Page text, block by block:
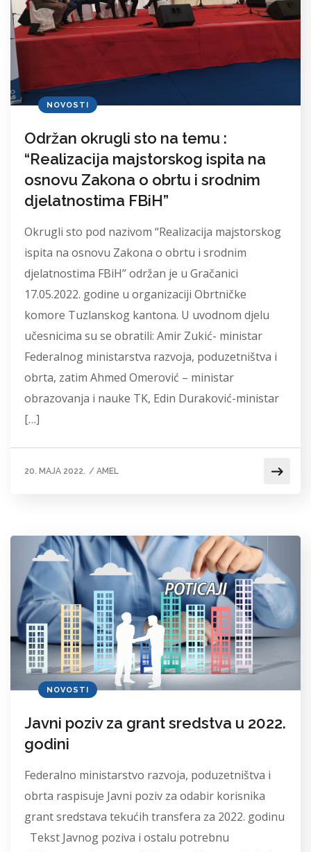
NOVOSTI
Održan okrugli sto na temu :
“Realizacija majstorskog ispita na
osnovu Zakona o obrtu i srodnim
djelatnostima FBiH”
Okrugli sto pod nazivom “Realizacija majstorskog
ispita na osnovu Zakona o obrtu i srodnim
djelatnostima FBiH” održan je u Gračanici
17.05.2022. godine u organizaciji Obrtničke
komore Tuzlanskog kantona. U uvodnom djelu
učesnicima su se obratili: Amir Zukić- ministar
Federalnog ministarstva razvoja, poduzetništva i
obrta, zatim Ahmed Omerović – ministar
obrazovanja i nauke TK, Edin Duraković-ministar
[…]
20. MAJA 2022. / AMEL
NOVOSTI
Javni poziv za grant sredstva u 2022.
godini
Federalno ministarstvo razvoja, poduzetništva i
obrta raspisuje Javni poziv za odabir korisnika
grant sredstava tekućih transfera za 2022. godinu
Tekst Javnog poziva i ostalu potrebnu